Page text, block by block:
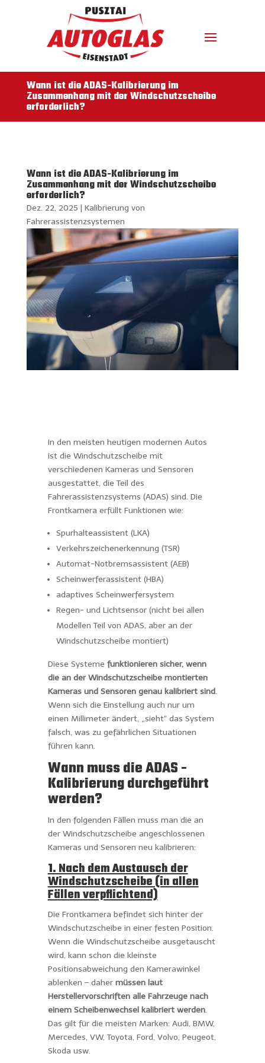
Wann ist die ADAS-Kalibrierung im
Zusammenhang mit der Windschutzscheibe
erforderlich?
Wann ist die ADAS-Kalibrierung im
Zusammenhang mit der Windschutzscheibe
erforderlich?
Dez. 22, 2025 | Kalibrierung von
Fahrerassistenzsystemen
In den meisten heutigen modernen Autos
ist die Windschutzscheibe mit
verschiedenen Kameras und Sensoren
ausgestattet, die Teil des
Fahrerassistenzsystems (ADAS) sind. Die
Frontkamera erfüllt Funktionen wie:
Spurhalteassistent (LKA)
Verkehrszeichenerkennung (TSR)
Automat-Notbremsassistent (AEB)
Scheinwerferassistent (HBA)
adaptives Scheinwerfersystem
Regen- und Lichtsensor (nicht bei allen
Modellen Teil von ADAS, aber an der
Windschutzscheibe montiert)
Diese Systeme funktionieren sicher, wenn
die an der Windschutzscheibe montierten
Kameras und Sensoren genau kalibriert sind.
Wenn sich die Einstellung auch nur um
einen Millimeter ändert, „sieht“ das System
falsch, was zu gefährlichen Situationen
führen kann.
Wann muss die ADAS -
Kalibrierung durchgeführt
werden?
In den folgenden Fällen muss man die an
der Windschutzscheibe angeschlossenen
Kameras und Sensoren neu kalibrieren:
1. Nach dem Austausch der
Windschutzscheibe (in allen
Fällen verpflichtend)
Die Frontkamera befindet sich hinter der
Windschutzscheibe in einer festen Position.
Wenn die Windschutzscheibe ausgetauscht
wird, kann schon die kleinste
Positionsabweichung den Kamerawinkel
ablenken – dahermüssen laut
Herstellervorschriften alle Fahrzeuge nach
einem Scheibenwechsel kalibriert werden.
Das gilt für die meisten Marken: Audi, BMW,
Mercedes, VW, Toyota, Ford, Volvo, Peugeot,
Skoda usw.